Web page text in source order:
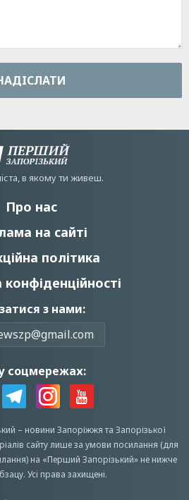
в якому ти живеш.
Про нас
на сайті
політика
конфіденційності
з нами:
соцмережах:
– новини Запоріжжята Запорізької
сайту лише за умови посилання (для
на «Перший Запорiзький» не нижче
Усi права захищенi.